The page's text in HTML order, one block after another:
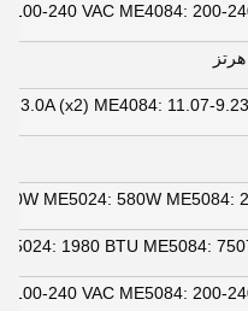
100-240 VAC ME4084: 200-
3.0A (x2) ME4084: 11.07-
ME5024: 580W ME5084:
1980 BTU ME5084:
100-240 VAC ME5084: 200-